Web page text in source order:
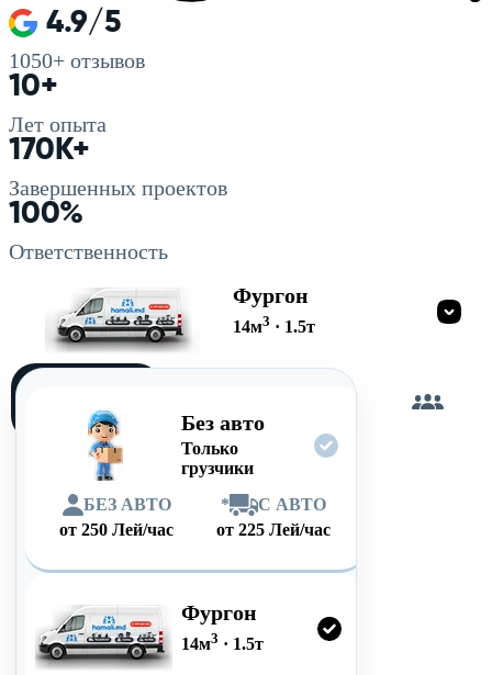
4.9/5
1050+ отзывов
10+
Лет опыта
170K+
Завершенных проектов
100%
Ответственность
Фургон
14м3 · 1.5т
Без авто
Только
грузчики
БЕЗ АВТО
от250 Лей/час
*
С АВТО
от 225 Лей/час
Фургон
14м3 · 1.5т